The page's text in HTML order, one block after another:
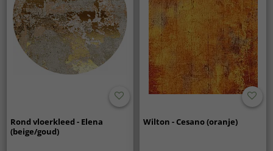
Rond vloerkleed - Elena
(beige/goud)
Wilton - Cesano (oranje)